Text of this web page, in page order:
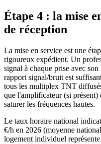
Étape 4 : la mise
de réception
La mise en service est une
rigoureux expédient. Un
signal à chaque prise avec
rapport signal/bruit est
tous les multiplex TNT
que l'amplificateur (si présent)
saturer les fréquences hautes.
Le taux horaire national
€/h en 2026 (moyenne
logement individuel